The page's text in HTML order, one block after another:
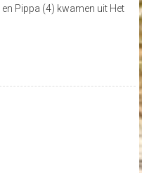
Pippa (4) kwamen uit Het